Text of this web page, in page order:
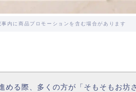
事内に商品プロモーションを含む場合があります
める際、多くの方が「そもそもお坊